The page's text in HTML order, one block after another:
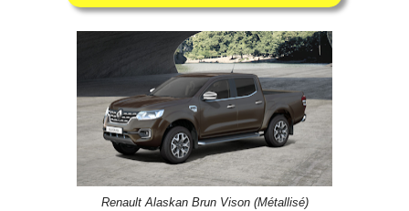
Renault Alaskan Brun Vison (Métallisé)